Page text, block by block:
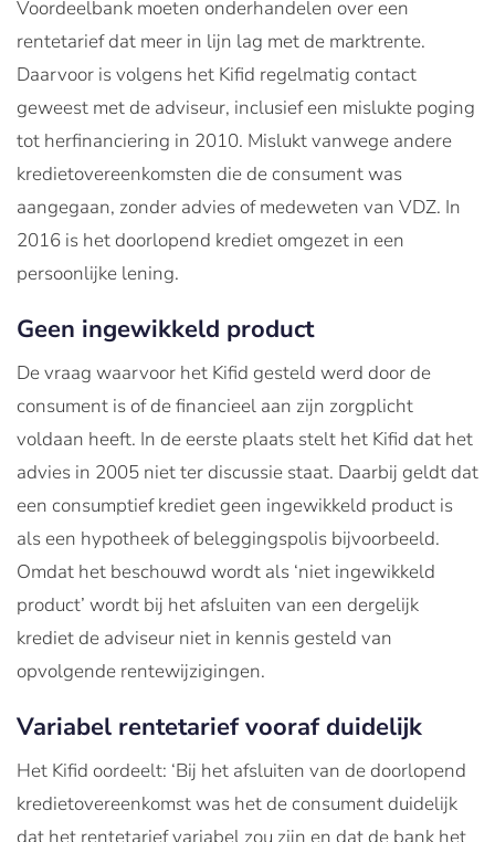
Voordeelbank moeten onderhandelen over een
rentetarief dat meer in lijn lag met de marktrente.
Daarvoor is volgens het Kifid regelmatig contact
geweest met de adviseur, inclusief een mislukte poging
tot herfinanciering in 2010. Mislukt vanwege andere
kredietovereenkomsten die de consument was
aangegaan, zonder advies of medeweten van VDZ. In
2016 is het doorlopend krediet omgezet in een
persoonlijke lening.
Geen ingewikkeld product
De vraag waarvoor het Kifid gesteld werd door de
consument is of de financieel aan zijn zorgplicht
voldaan heeft. In de eerste plaats stelt het Kifid dat het
advies in 2005 niet ter discussie staat. Daarbij geldt dat
een consumptief krediet geen ingewikkeld product is
als een hypotheek of beleggingspolis bijvoorbeeld.
Omdat het beschouwd wordt als ‘niet ingewikkeld
product’ wordt bij het afsluiten van een dergelijk
krediet de adviseur niet in kennis gesteld van
opvolgende rentewijzigingen.
Variabel rentetarief vooraf duidelijk
Het Kifid oordeelt: ‘Bij het afsluiten van de doorlopend
kredietovereenkomst was het de consument duidelijk